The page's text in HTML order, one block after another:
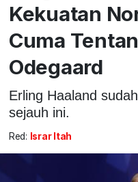
Kekuatan
Cuma
Odegaard
Erling Haaland
sejauh ini.
Red: Israr Itah